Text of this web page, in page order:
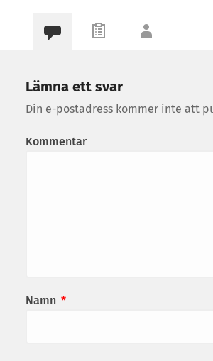
Lämna ett svar
Din e-postadress kommer inte att
Kommentar
Namn *